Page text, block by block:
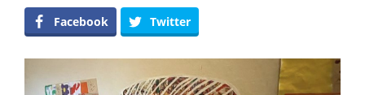
la
titular
de
SECULT
Facebook Twitter